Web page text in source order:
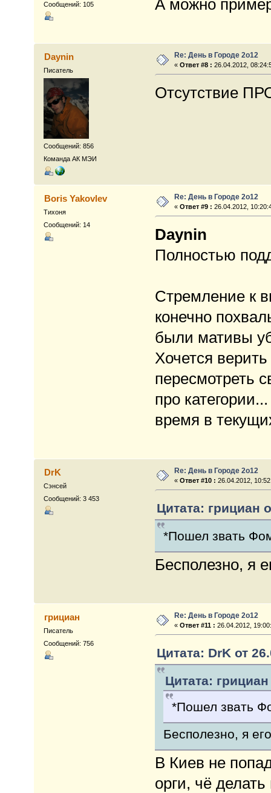
Сообщений: 105 А можно
Daynin
Писатель
Сообщений: 856
Команда АК МЭИ
Re: День в Городе 2о12
«Ответ #8 : 26.04.2012,
Отсутствие
Boris Yakovlev
Тихоня
Сообщений: 14
Re: День в Городе 2о12
«Ответ #9 : 26.04.2012,
Daynin
Полностью
Стремление к
конечно
были мативы
Хочется
пересмотреть
про
время в
DrK
Сэнсей
Сообщений: 3 453
Re: День в Городе 2о12
«Ответ #10 : 26.04.2012,
Цитата: грициан
*Пошел звать
Бесполезно, я
грициан
Писатель
Сообщений: 756
Re: День в Городе 2о12
«Ответ #11 : 26.04.2012,
Цитата: DrK от
Цитата:
*Пошел звать
Бесполезно, я
В Киев не
орги, чё